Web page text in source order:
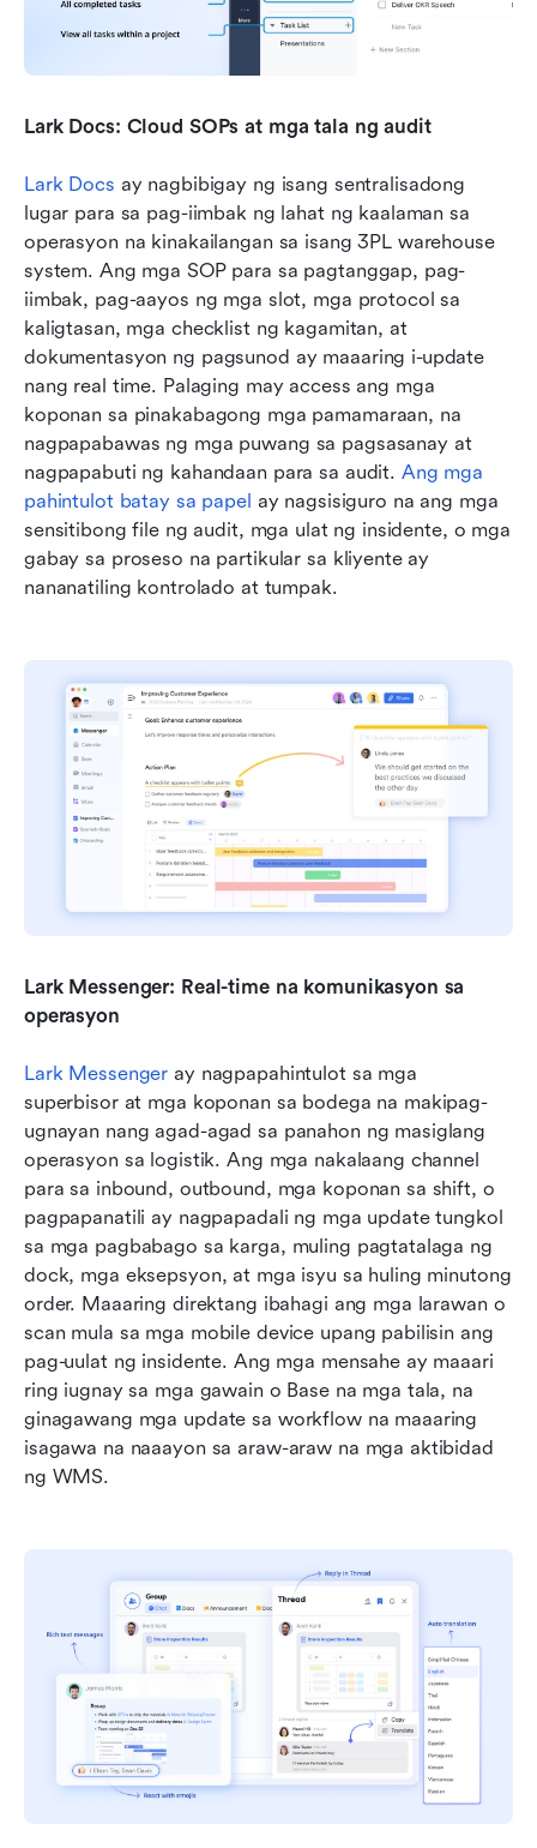
Lark Docs: Cloud SOPs at mga tala ng audit
Lark Docs ay nagbibigay ng isang sentralisadong
lugar para sa pag-iimbak ng lahat ng kaalaman sa
operasyon na kinakailangan sa isang 3PL warehouse
system. Ang mga SOP para sa pagtanggap, pag-
iimbak, pag-aayos ng mga slot, mga protocol sa
kaligtasan, mga checklist ng kagamitan, at
dokumentasyon ng pagsunod ay maaaring i-update
nang real time. Palaging may access ang mga
koponan sa pinakabagong mga pamamaraan, na
nagpapabawas ng mga puwang sa pagsasanay at
nagpapabuti ng kahandaan para sa audit. Ang mga
pahintulot batay sa papel ay nagsisiguro na ang mga
sensitibong file ng audit, mga ulat ng insidente, o mga
gabay sa proseso na partikular sa kliyente ay
nananatiling kontrolado at tumpak.
Lark Messenger: Real-time na komunikasyon sa
operasyon
Lark Messenger ay nagpapahintulot sa mga
superbisor at mga koponan sa bodega na makipag-
ugnayan nang agad-agad sa panahon ng masiglang
operasyon sa logistik. Ang mga nakalaang channel
para sa inbound, outbound, mga koponan sa shift, o
pagpapanatili ay nagpapadali ng mga update tungkol
sa mga pagbabago sa karga, muling pagtatalaga ng
dock, mga eksepsyon, at mga isyu sa huling minutong
order. Maaaring direktang ibahagi ang mga larawan o
scan mula sa mga mobile device upang pabilisin ang
pag-uulat ng insidente. Ang mga mensahe ay maaari
ring iugnay sa mga gawain o Base na mga tala, na
ginagawang mga update sa workflow na maaaring
isagawa na naaayon sa araw-araw na mga aktibidad
ng WMS.